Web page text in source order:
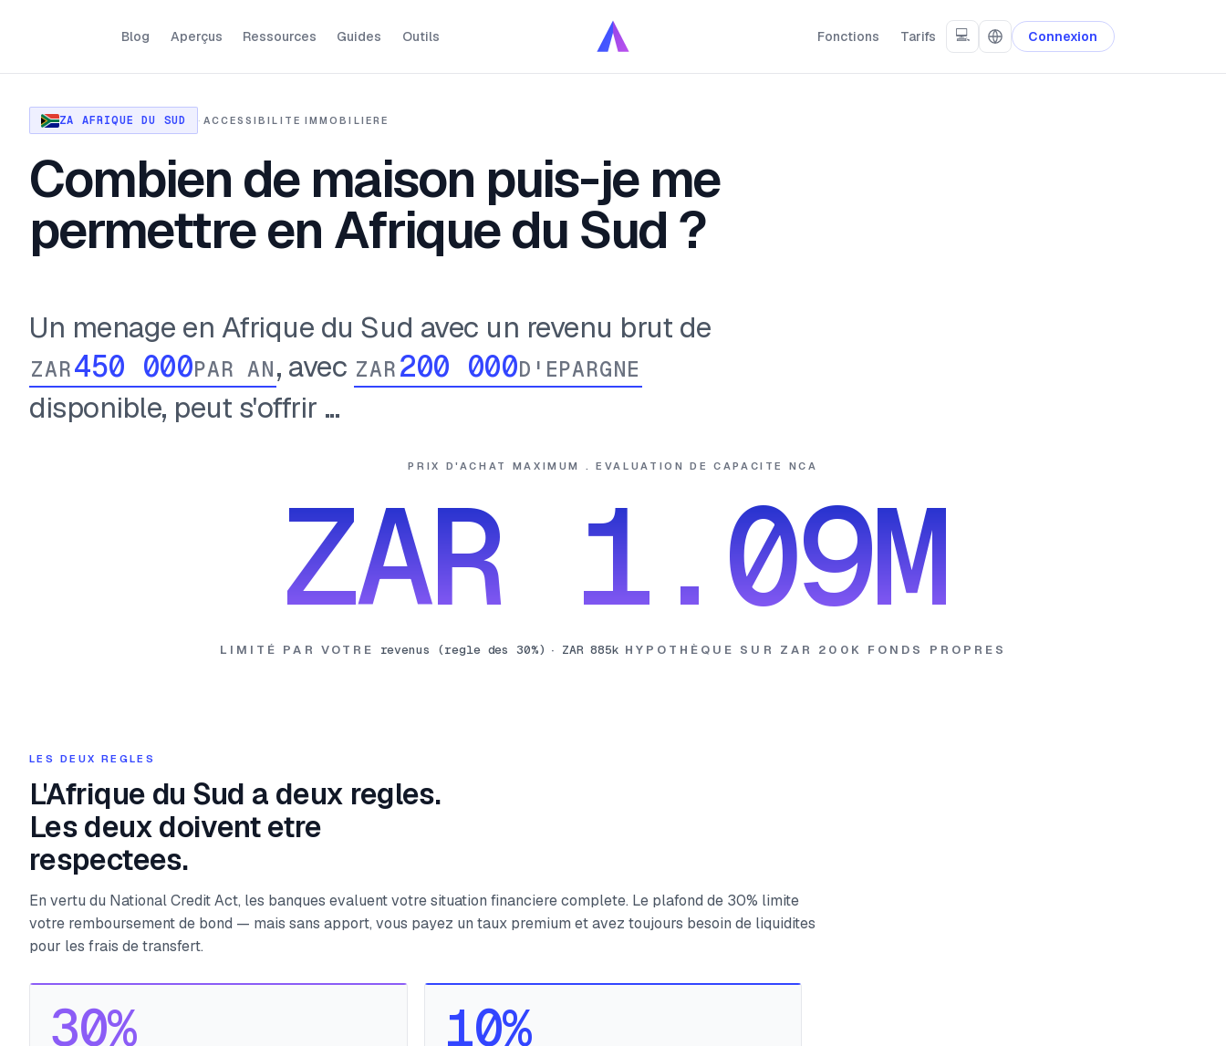
Blog Aperçus Ressources Guides Outils Fonctions Tarifs 💻 Connexion
ZA AFRIQUE DU SUD · ACCESSIBILITE IMMOBILIERE
Combien de maison puis-je me
permettre en Afrique du Sud ?
Un menage en Afrique du Sud avec un revenu brut de
ZAR PAR AN, avec ZAR D'EPARGNE
disponible, peut s'offrir ...
PRIX D'ACHAT MAXIMUM . EVALUATION DE CAPACITE NCA
ZAR 1.09M
LIMITÉ PAR VOTRE revenus (regle des 30%) · ZAR 885k HYPOTHÈQUE SUR ZAR 200K FONDS PROPRES
LES DEUX REGLES
L'Afrique du Sud a deux regles.
Les deux doivent etre
respectees.
En vertu du National Credit Act, les banques evaluent votre situation financiere complete. Le plafond de 30% limite
votre remboursement de bond — mais sans apport, vous payez un taux premium et avez toujours besoin de liquidites
pour les frais de transfert.
30% 10%